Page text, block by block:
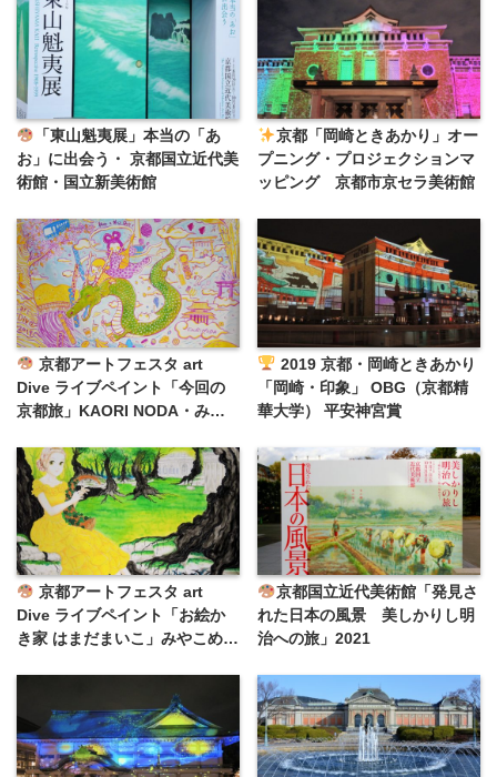
「東山魁夷展」本当の「あ
お」に出会う・ 京都国立近代美
術館・国立新美術館
京都「岡崎ときあかり」オー
プニング・プロジェクションマ
ッピング 京都市京セラ美術館
京都アートフェスタ art
Dive ライブペイント「今回の
京都旅」KAORI NODA・みや
2019 京都・岡崎ときあかり
「岡崎・印象」 OBG（京都精
華大学） 平安神宮賞
京都アートフェスタ art
Dive ライブペイント「お絵か
き家 はまだまいこ」みやこめっ
京都国立近代美術館「発見さ
れた日本の風景 美しかりし明
治への旅」2021